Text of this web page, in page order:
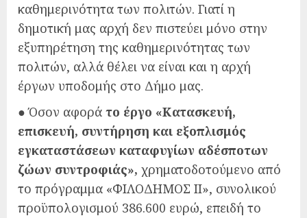
καθημερινότητα των πολιτών. Γιατί η
δημοτική μας αρχή δεν πιστεύει μόνο στην
εξυπηρέτηση της καθημερινότητας των
πολιτών, αλλά θέλει να είναι και η αρχή
έργων υποδομής στο Δήμο μας.
● Όσον αφορά το έργο «Κατασκευή,
επισκευή, συντήρηση και εξοπλισμός
εγκαταστάσεων καταφυγίων αδέσποτων
ζώων συντροφιάς», χρηματοδοτούμενο από
το πρόγραμμα «ΦΙΛΟΔΗΜΟΣ ΙΙ», συνολικού
προϋπολογισμού 386.600 ευρώ, επειδή το